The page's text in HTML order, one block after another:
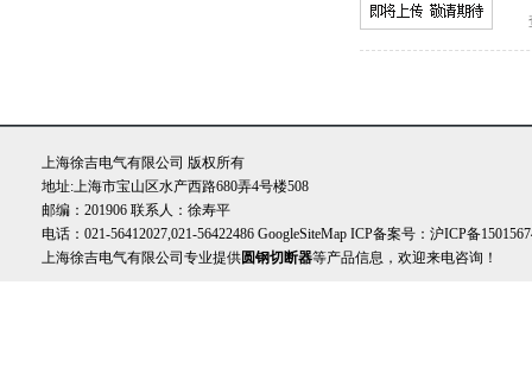
上海徐吉电气有限公司 版权所有
地址:上海市宝山区水产西路680弄4号楼508
邮编：201906 联系人：徐寿平
电话：021-56412027,021-56422486 GoogleSiteMap ICP备案号： 沪ICP备
上海徐吉电气有限公司专业提供圆钢切断器等产品信息，欢迎来电咨询！